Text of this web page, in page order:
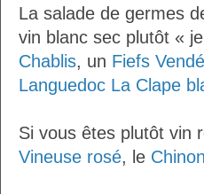
La salade de germes
vin blanc sec plutôt «
Chablis, un Fiefs
Languedoc La Clape
Si vous êtes plutôt vin
Vineuse rosé, le